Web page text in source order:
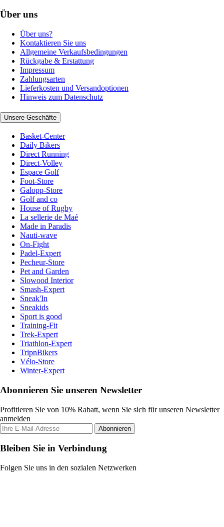
Über uns
Über uns?
Kontaktieren Sie uns
Allgemeine Verkaufsbedingungen
Rückgabe & Erstattung
Impressum
Zahlungsarten
Lieferkosten und Versandoptionen
Hinweis zum Datenschutz
Unsere Geschäfte
Basket-Center
Daily Bikers
Direct Running
Direct-Volley
Espace Golf
Foot-Store
Galopp-Store
Golf and co
House of Rugby
La sellerie de Maé
Made in Paradis
Nauti-wave
On-Fight
Padel-Expert
Pecheur-Store
Pet and Garden
Slowood Interior
Smash-Expert
Sneak'In
Sneakids
Sport is good
Training-Fit
Trek-Expert
Triathlon-Expert
TripnBikers
Vélo-Store
Winter-Expert
Abonnieren Sie unseren Newsletter
Profitieren Sie von 10% Rabatt, wenn Sie sich für unseren Newsletter
anmelden
Abonnieren
Bleiben Sie in Verbindung
Folgen Sie uns in den sozialen Netzwerken